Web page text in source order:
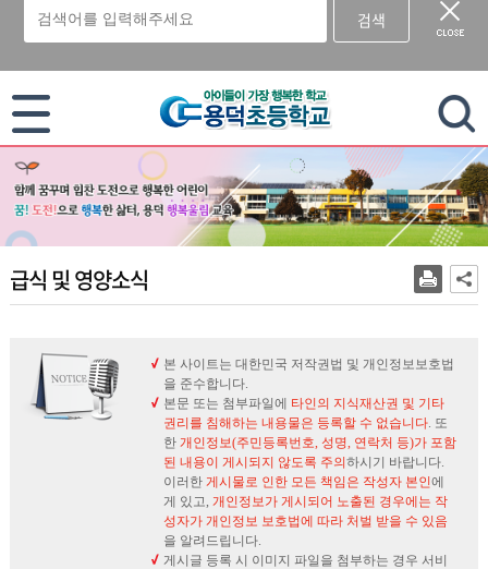
이 누리집은 대한민국 공식 전자정부 누리집입니다.
검색
급식 및 영양소식
본 사이트는 대한민국 저작권법 및 개인정보보호법
을 준수합니다.
본문 또는 첨부파일에 타인의 지식재산권 및 기타
권리를 침해하는 내용물은 등록할 수 없습니다. 또
한 개인정보(주민등록번호, 성명, 연락처 등)가 포함
된 내용이 게시되지 않도록 주의하시기 바랍니다.
이러한 게시물로 인한 모든 책임은 작성자 본인에
게 있고, 개인정보가 게시되어 노출된 경우에는 작
성자가 개인정보 보호법에 따라 처벌 받을 수 있음
을 알려드립니다.
게시글 등록 시 이미지 파일을 첨부하는 경우 서비